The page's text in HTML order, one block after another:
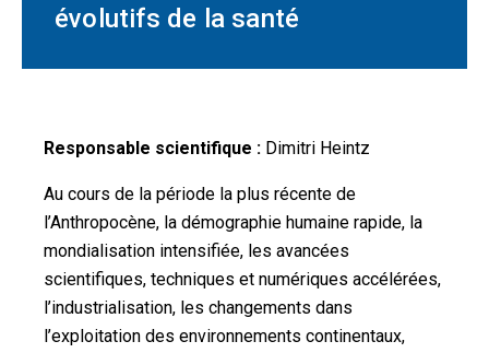
évolutifs de la santé
Responsable scientifique : Dimitri Heintz
Au cours de la période la plus récente de
l’Anthropocène, la démographie humaine rapide, la
mondialisation intensifiée, les avancées
scientifiques, techniques et numériques accélérées,
l’industrialisation, les changements dans
l’exploitation des environnements continentaux,